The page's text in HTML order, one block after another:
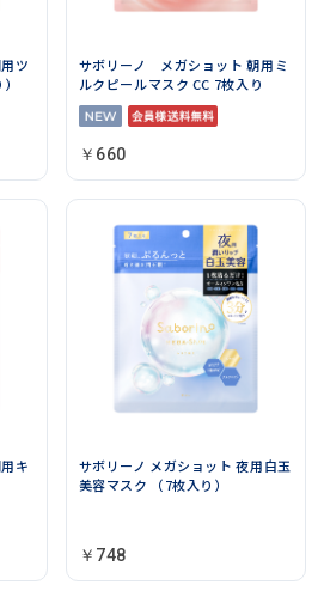
ツ
サボリーノ メガショット 朝用ミ
ルクピールマスク CC 7枚入り
￥660
キ
サボリーノ メガショット 夜用白玉
美容マスク （7枚入り）
￥748